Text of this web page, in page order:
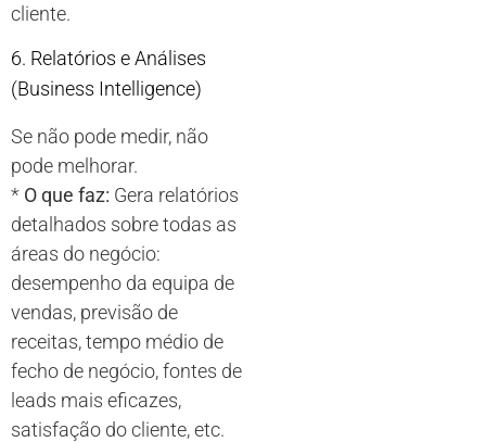
cliente.
6. Relatórios e Análises
(Business Intelligence)
Se não pode medir, não
pode melhorar.
* O que faz: Gera relatórios
detalhados sobre todas as
áreas do negócio:
desempenho da equipa de
vendas, previsão de
receitas, tempo médio de
fecho de negócio, fontes de
leads mais eficazes,
satisfação do cliente, etc.